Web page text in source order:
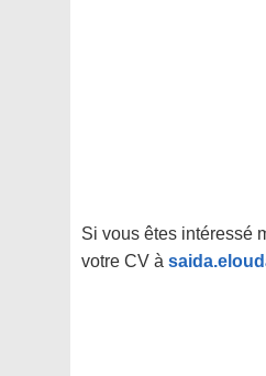
Si vous êtes intéressé
votre CV à